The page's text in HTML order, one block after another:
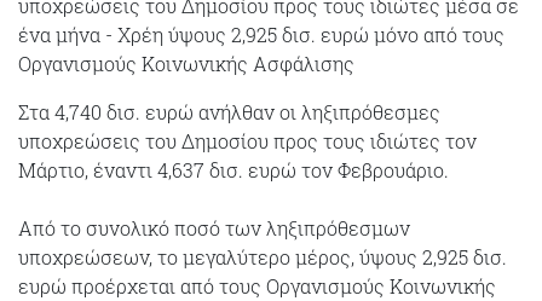
υποχρεώσεις του Δημοσίου προς τους ιδιώτες μέσα σε
ένα μήνα - Χρέη ύψους 2,925 δισ. ευρώ μόνο από τους
Οργανισμούς Κοινωνικής Ασφάλισης
Στα 4,740 δισ. ευρώ ανήλθαν οι ληξιπρόθεσμες
υποχρεώσεις του Δημοσίου προς τους ιδιώτες τον
Μάρτιο, έναντι 4,637 δισ. ευρώ τον Φεβρουάριο.
Από το συνολικό ποσό των ληξιπρόθεσμων
υποχρεώσεων, το μεγαλύτερο μέρος, ύψους 2,925 δισ.
ευρώ προέρχεται από τους Οργανισμούς Κοινωνικής